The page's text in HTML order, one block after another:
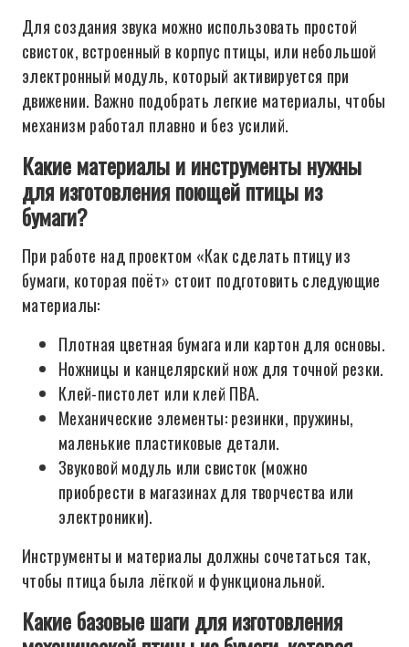
Для создания звука можно использовать простой
свисток, встроенный в корпус птицы, или небольшой
электронный модуль, который активируется при
движении. Важно подобрать легкие материалы, чтобы
механизм работал плавно и без усилий.
Какие материалы и инструменты нужны
для изготовления поющей птицы из
бумаги?
При работе над проектом «Как сделать птицу из
бумаги, которая поёт» стоит подготовить следующие
материалы:
Плотная цветная бумага или картон для основы.
Ножницы и канцелярский нож для точной резки.
Клей-пистолет или клей ПВА.
Механические элементы: резинки, пружины,
маленькие пластиковые детали.
Звуковой модуль или свисток (можно
приобрести в магазинах для творчества или
электроники).
Инструменты и материалы должны сочетаться так,
чтобы птица была лёгкой и функциональной.
Какие базовые шаги для изготовления